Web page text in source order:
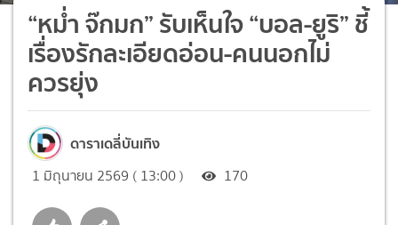
“หม่ำ จ๊กมก” รับเห็นใจ “บอล-ยูริ” ชี้
เรื่องรักละเอียดอ่อน-คนนอกไม่
ควรยุ่ง
ดาราเดลี่บันเทิง
1 มิถุนายน 2569 ( 13:00 ) 170